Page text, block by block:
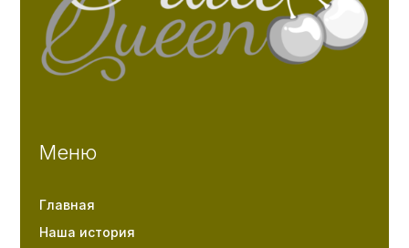
Меню
Главная
Наша история